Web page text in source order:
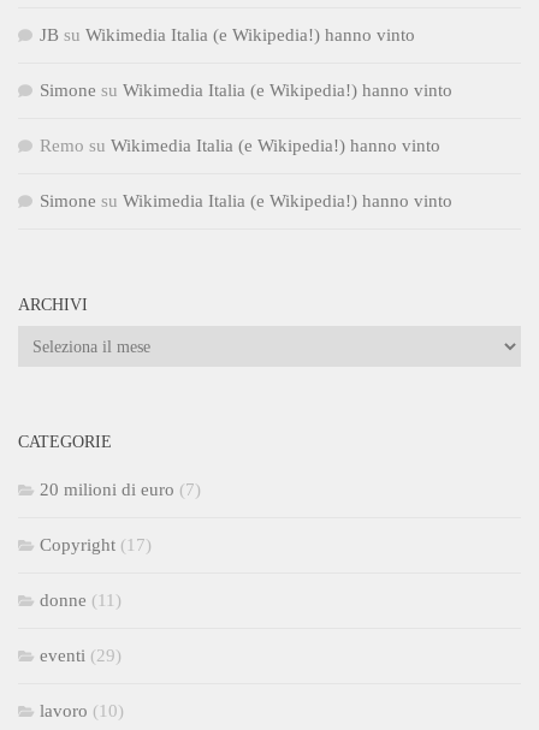
JB su Wikimedia Italia (e Wikipedia!) hanno vinto
Simone su Wikimedia Italia (e Wikipedia!) hanno vinto
Remo su Wikimedia Italia (e Wikipedia!) hanno vinto
Simone su Wikimedia Italia (e Wikipedia!) hanno vinto
ARCHIVI
Archivi
CATEGORIE
20 milioni di euro (7)
Copyright (17)
donne (11)
eventi (29)
lavoro (10)